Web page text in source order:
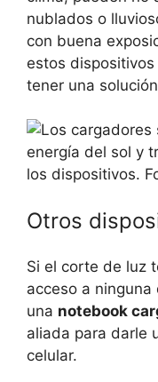
nublados o
con buena
estos
tener una
Otros
Si el corte de luz
acceso a
una notebook
aliada para darle
celular.